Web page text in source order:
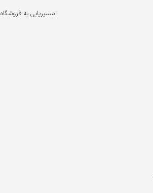
مسیریابی به فروشگاه